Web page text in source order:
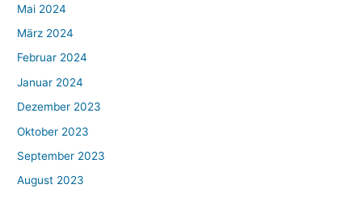
Mai 2024
März 2024
Februar 2024
Januar 2024
Dezember 2023
Oktober 2023
September 2023
August 2023